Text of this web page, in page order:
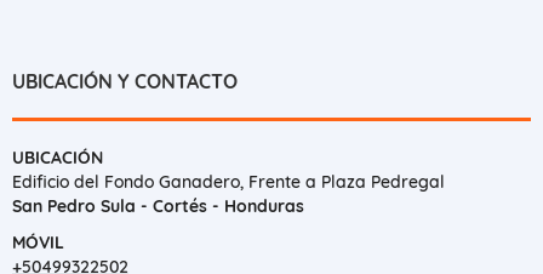
UBICACIÓN Y CONTACTO
UBICACIÓN
Edificio del Fondo Ganadero, Frente a Plaza Pedregal
San Pedro Sula - Cortés - Honduras
MÓVIL
+50499322502